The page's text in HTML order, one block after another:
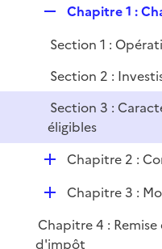
i
e
r p
i
e
r
Chapitre 1 :
Section 1 :
Section 2 :
Section 3 :
éligibles
D
i
Chapitre 2 :
D
p
Chapitre 3 :
Chapitre 4 :
d'impôt